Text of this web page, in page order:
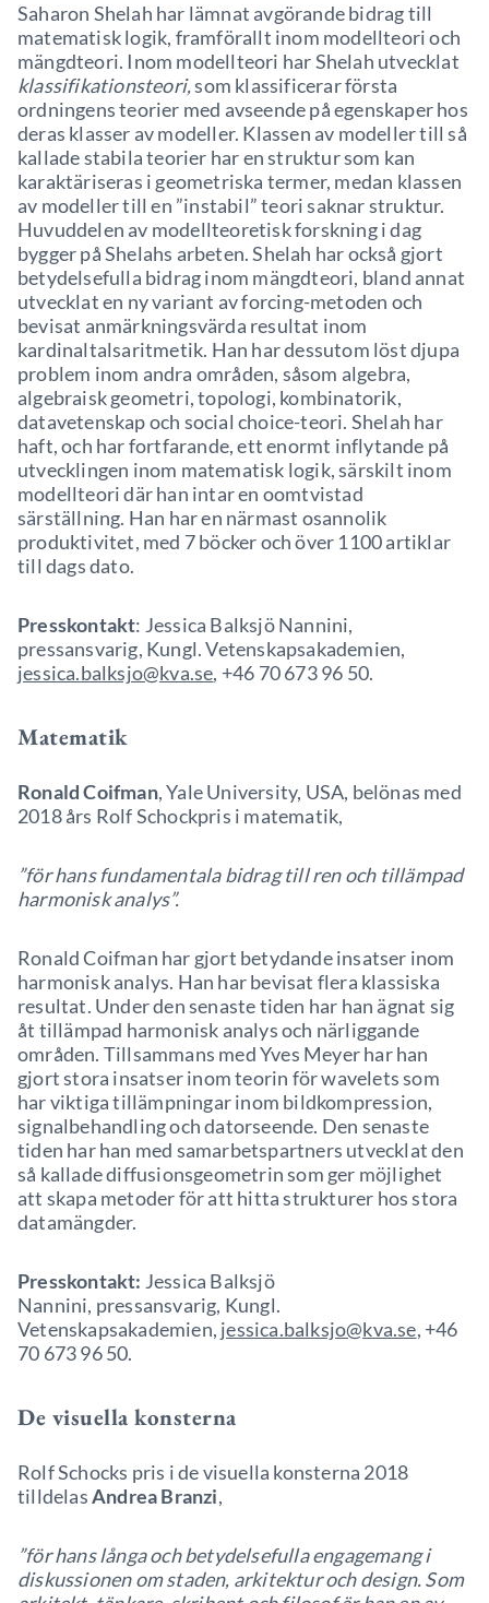
Saharon Shelah har lämnat avgörande bidrag till
matematisk logik, framförallt inom modellteori och
mängdteori. Inom modellteori har Shelah utvecklat
klassifikationsteori,som klassificerar första
ordningens teorier med avseende på egenskaper hos
deras klasser av modeller. Klassen av modeller till så
kallade stabila teorier har en struktur som kan
karaktäriseras i geometriska termer, medan klassen
av modeller till en ”instabil” teori saknar struktur.
Huvuddelen av modellteoretisk forskning i dag
bygger på Shelahs arbeten. Shelah har också gjort
betydelsefulla bidrag inom mängdteori, bland annat
utvecklat en ny variant av forcing-metoden och
bevisat anmärkningsvärda resultat inom
kardinaltalsaritmetik. Han har dessutom löst djupa
problem inom andra områden, såsom algebra,
algebraisk geometri, topologi, kombinatorik,
datavetenskap och social choice-teori. Shelah har
haft, och har fortfarande, ett enormt inflytande på
utvecklingen inom matematisk logik, särskilt inom
modellteori där han intar en oomtvistad
särställning. Han har en närmast osannolik
produktivitet, med 7 böcker och över 1100 artiklar
till dags dato.
Presskontakt: Jessica Balksjö Nannini,
pressansvarig, Kungl. Vetenskapsakademien,
jessica.balksjo@kva.se, +46 70 673 96 50.
Matematik
Ronald Coifman, Yale University, USA, belönas med
2018 års Rolf Schockpris i matematik,
”för hans fundamentala bidrag till ren och tillämpad
harmonisk analys”.
Ronald Coifman har gjort betydande insatser inom
harmonisk analys. Han har bevisat flera klassiska
resultat. Under den senaste tiden har han ägnat sig
åt tillämpad harmonisk analys och närliggande
områden. Tillsammans med Yves Meyer har han
gjort stora insatser inom teorin för wavelets som
har viktiga tillämpningar inom bildkompression,
signalbehandling och datorseende. Den senaste
tiden har han med samarbetspartners utvecklat den
så kallade diffusionsgeometrin som ger möjlighet
att skapa metoder för att hitta strukturer hos stora
datamängder.
Presskontakt: Jessica Balksjö
Nannini, pressansvarig, Kungl.
Vetenskapsakademien, jessica.balksjo@kva.se, +46
70 673 96 50.
De visuella konsterna
Rolf Schocks pris i de visuella konsterna 2018
tilldelasAndrea Branzi,
”för hans långa och betydelsefulla engagemang i
diskussionen om staden, arkitektur och design. Som